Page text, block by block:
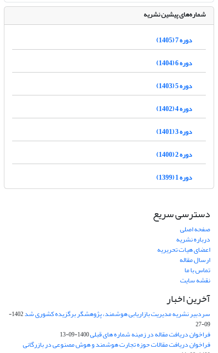
شماره‌های پیشین نشریه
دوره 7 (1405)
دوره 6 (1404)
دوره 5 (1403)
دوره 4 (1402)
دوره 3 (1401)
دوره 2 (1400)
دوره 1 (1399)
دسترسی سریع
صفحه اصلی
درباره نشریه
اعضای هیات تحریریه
ارسال مقاله
تماس با ما
نقشه سایت
آخرین اخبار
سردبیر نشریه مدیریت بازاریابی هوشمند، پژوهشگر برگزیده کشوری شد
1402-
09-27
فراخوان دریافت مقاله در زمینه شماره های قبلی1400-09-13
فراخوان دریافت مقالات حوزه تجارت هوشمند و هوش مصنوعی در بازرگانی